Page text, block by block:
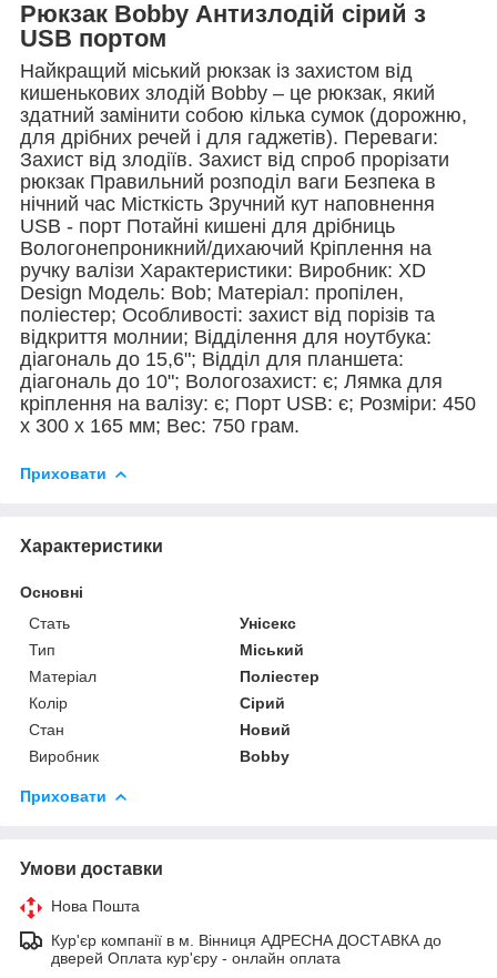
Рюкзак Bobby Антизлодій сірий з
USB портом
Найкращий міський рюкзак із захистом від
кишенькових злодій Bobby – це рюкзак, який
здатний замінити собою кілька сумок (дорожню,
для дрібних речей і для гаджетів). Переваги:
Захист від злодіїв. Захист від спроб прорізати
рюкзак Правильний розподіл ваги Безпека в
нічний час Місткість Зручний кут наповнення
USB - порт Потайні кишені для дрібниць
Вологонепроникний/дихаючий Кріплення на
ручку валізи Характеристики: Виробник: XD
Design Модель: Bob; Матеріал: пропілен,
поліестер; Особливості: захист від порізів та
відкриття молнии; Відділення для ноутбука:
діагональ до 15,6"; Відділ для планшета:
діагональ до 10"; Вологозахист: є; Лямка для
кріплення на валізу: є; Порт USB: є; Розміри: 450
х 300 х 165 мм; Вес: 750 грам.
Приховати
Характеристики
Основні
Стать
Унісекс
Тип
Міський
Матеріал
Поліестер
Колір
Сірий
Стан
Новий
Виробник
Bobby
Приховати
Умови доставки
Нова Пошта
Кур'єр компанії в м. Вінниця АДРЕСНА ДОСТАВКА до
дверей Оплата кур'єру - онлайн оплата